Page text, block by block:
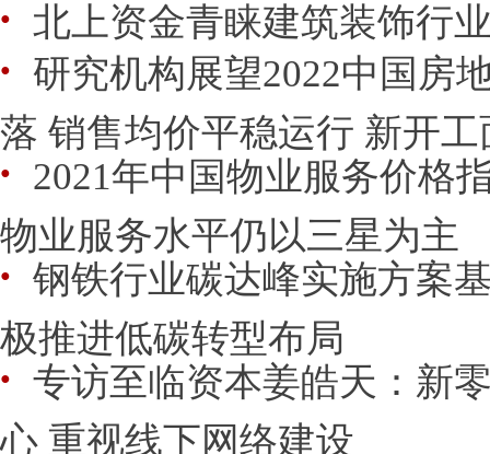
● 北上资金青睐建筑装饰行
● 研究机构展望2022中国房
落 销售均价平稳运行 新开
● 2021年中国物业服务价格
物业服务水平仍以三星为主
● 钢铁行业碳达峰实施方案
极推进低碳转型布局
● 专访至临资本姜皓天：新
心 重视线下网络建设